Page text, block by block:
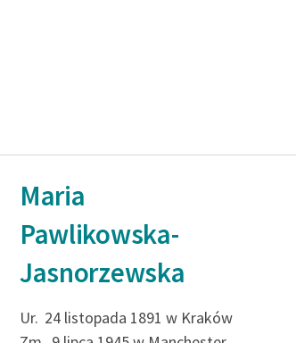
Maria
Pawlikowska-
Jasnorzewska
Ur. 24 listopada 1891 w Kraków